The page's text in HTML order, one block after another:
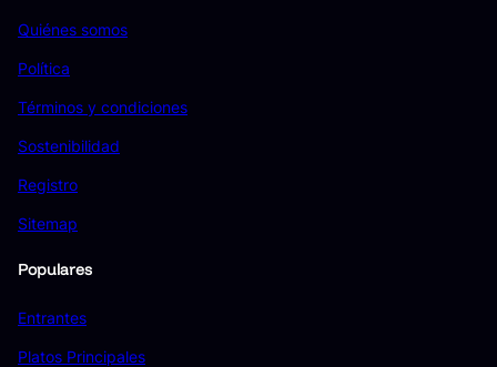
Quiénes somos
Política
Términos y condiciones
Sostenibilidad
Registro
Sitemap
Populares
Entrantes
Platos Principales